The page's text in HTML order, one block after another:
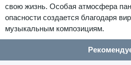
свою жизнь. Особая атмосфера
опасности создается благодаря
музыкальным композициям.